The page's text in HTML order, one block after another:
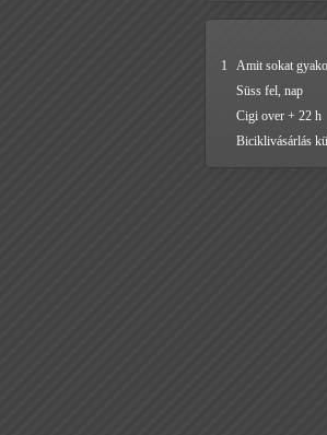
1
Amit sokat
Süss fel, nap
Cigi over + 22 h
Biciklivásárlás